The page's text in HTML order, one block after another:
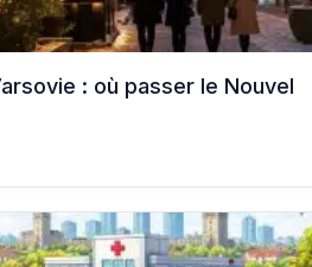
: où passer le Nouvel